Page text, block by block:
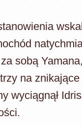
sobą
na
wyciągnął